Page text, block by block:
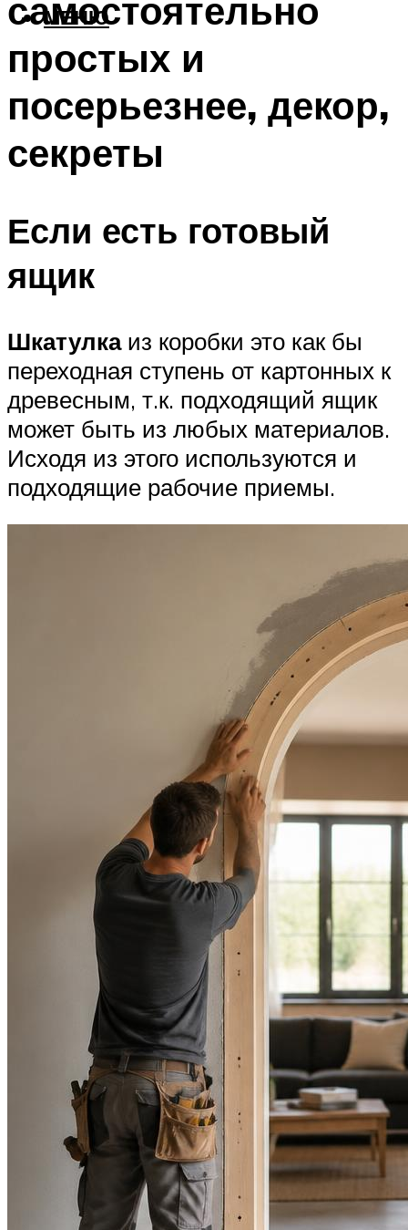
МЕНЮ
самостоятельно
простых и
посерьезнее, декор,
секреты
Если есть готовый
ящик
Шкатулкаиз коробки это как бы
переходная ступень от картонных к
древесным, т.к. подходящий ящик
может быть из любых материалов.
Исходя из этого используются и
подходящие рабочие приемы.